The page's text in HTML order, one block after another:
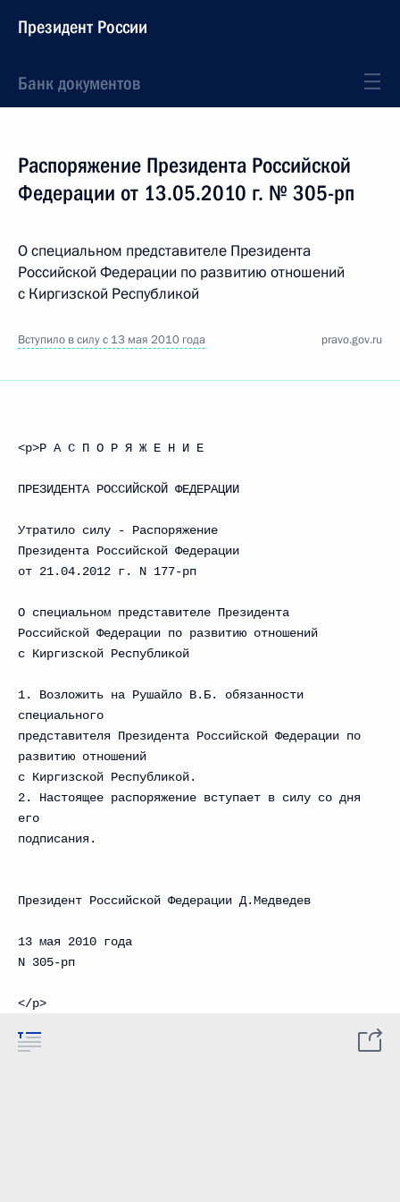
Президент России
Банк документов
Распоряжение Президента Российской
Федерации от 13.05.2010 г. № 305-рп
О специальном представителе Президента
Российской Федерации по развитию отношений
с Киргизской Республикой
Вступило в силу с 13 мая 2010 года pravo.gov.ru
<p>Р А С П О Р Я Ж Е Н И Е
ПРЕЗИДЕНТА РОССИЙСКОЙ ФЕДЕРАЦИИ
Утратилo силу - Распоряжение
Президента Российской Федерации
от 21.04.2012 г. N 177-рп
О специальном представителе Президента
Российской Федерации по развитию отношений
с Киргизской Республикой
1. Возложить на Рушайло В.Б. обязанности
специального
представителя Президента Российской Федерации по
развитию отношений
с Киргизской Республикой.
2. Настоящее распоряжение вступает в силу со дня
его
подписания.
Президент Российской Федерации Д.Медведев
13 мая 2010 года
N 305-рп
</p>